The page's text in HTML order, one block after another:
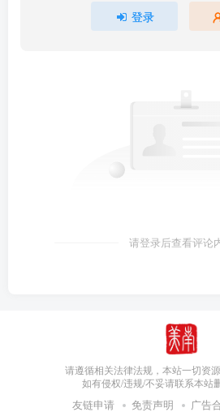
登录
请登录后查看评论
请遵循相关法律法规，本站一切资
如有侵权/违规/不妥请联系本站
友链申请 免责声明 广告